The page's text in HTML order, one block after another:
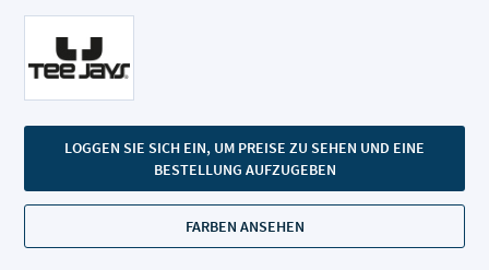
LOGGEN SIE SICH EIN, UM PREISE ZU SEHEN UND EINE
BESTELLUNG AUFZUGEBEN
FARBEN ANSEHEN